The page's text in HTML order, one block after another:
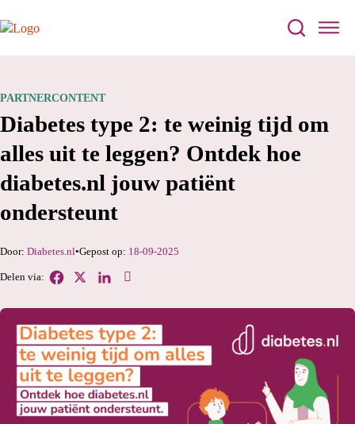
Diabetes type 2: te weinig tijd om
alles uit te leggen? Ontdek hoe
diabetes.nl jouw patiënt
ondersteunt
Diabetes.nl 18-09-2025
PARTNERCONTENT